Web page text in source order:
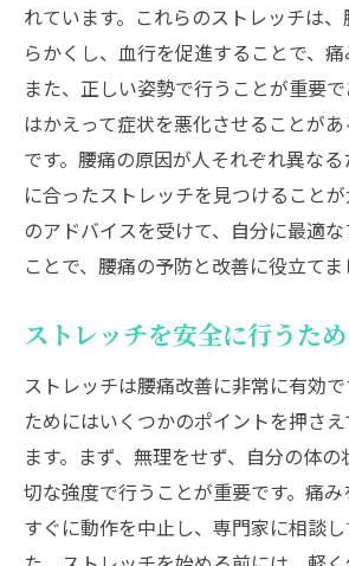
れています。これらのストレッチは
らかくし、血行を促進することで、痛
また、正しい姿勢で行うことが重要
はかえって症状を悪化させることが
です。腰痛の原因が人それぞれ異な
に合ったストレッチを見つけること
のアドバイスを受けて、自分に最適
ことで、腰痛の予防と改善に役立てま
ストレッチを安全に行うた
ストレッチは腰痛改善に非常に有効
ためにはいくつかのポイントを押さ
ます。まず、無理をせず、自分の体
切な強度で行うことが重要です。痛み
すぐに動作を中止し、専門家に相談